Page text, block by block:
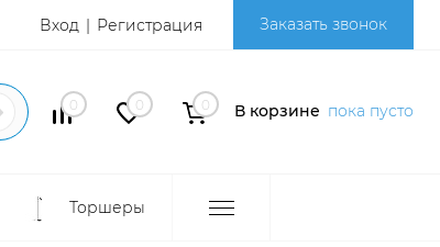
Вход Регистрация Заказать звонок
0 0 0 В корзине пока пусто
Торшеры